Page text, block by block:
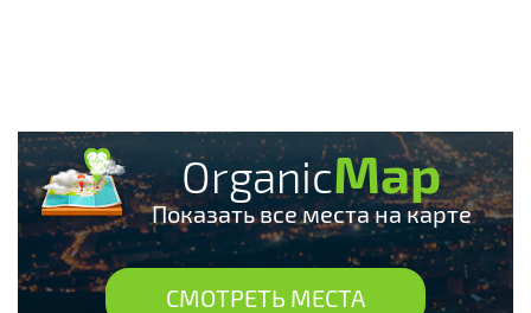
OrganicMap
Показать все места на карте
СМОТРЕТЬ МЕСТА